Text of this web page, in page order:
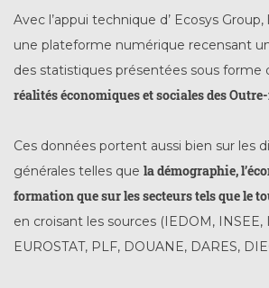
Avec l’appui technique d’ Ecosys
une plateforme numérique recensant
des statistiques présentées sous forme
réalités économiques et sociales des
Ces données portent aussi bien sur les
générales telles que la démographie,
formation que sur les secteurs tels que le
en croisant les sources (IEDOM, INSEE,
EUROSTAT, PLF, DOUANE, DARES,